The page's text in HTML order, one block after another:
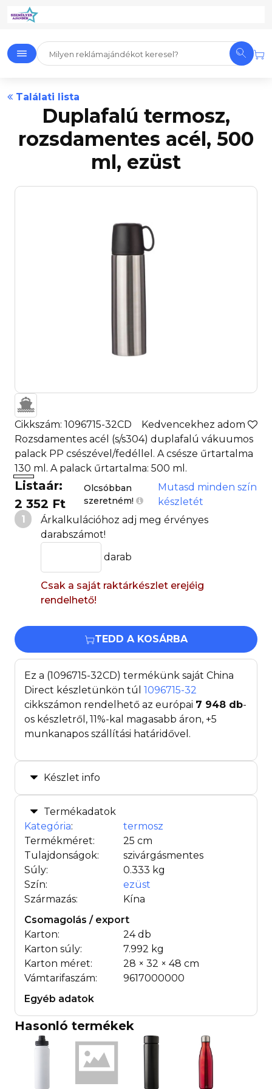
Találati lista
Duplafalú termosz,
rozsdamentes acél, 500
ml, ezüst
Cikkszám: 1096715-32CD
Kedvencekhez adom
Rozsdamentes acél (s/s304) duplafalú vákuumos
palack PP csészével/fedéllel. A csésze űrtartalma
130 ml. A palack űrtartalma: 500 ml.
Listaár:
2 352 Ft
Olcsóbban
szeretném!
Mutasd minden szín
készletét
1
Árkalkulációhoz adj meg érvényes
darabszámot!
darab
Csak a saját raktárkészlet erejéig
rendelhető!
TEDD A KOSÁRBA
Készlet info
Ez a (1096715-32CD) termékünk saját China
Direct készletünkön túl 1096715-32
cikkszámon rendelhető az európai 7 948 db-
os készletről, 11%-kal magasabb áron, +5
munkanapos szállítási határidővel.
Termékadatok
Kategória:
termosz
Termékméret:
25 cm
Tulajdonságok:
szivárgásmentes
Súly:
0.333 kg
Szín:
ezüst
Származás:
Kína
Csomagolás / export
Karton:
24 db
Karton súly:
7.992 kg
Karton méret:
28 × 32 × 48 cm
Vámtarifaszám:
9617000000
Egyéb adatok
Hasonló termékek